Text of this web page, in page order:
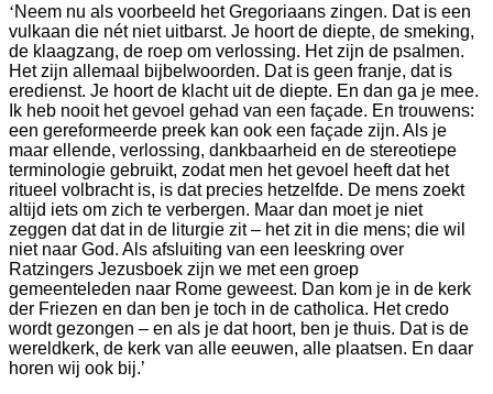
‘Neem nu als voorbeeld het Gregoriaans zingen. Dat is een
vulkaan die nét niet uitbarst. Je hoort de diepte, de smeking,
de klaagzang, de roep om verlossing. Het zijn de psalmen.
Het zijn allemaal bijbelwoorden. Dat is geen franje, dat is
eredienst. Je hoort de klacht uit de diepte. En dan ga je mee.
Ik heb nooit het gevoel gehad van een façade. En trouwens:
een gereformeerde preek kan ook een façade zijn. Als je
maar ellende, verlossing, dankbaarheid en de stereotiepe
terminologie gebruikt, zodat men het gevoel heeft dat het
ritueel volbracht is, is dat precies hetzelfde. De mens zoekt
altijd iets om zich te verbergen. Maar dan moet je niet
zeggen dat dat in de liturgie zit – het zit in die mens; die wil
niet naar God. Als afsluiting van een leeskring over
Ratzingers Jezusboek zijn we met een groep
gemeenteleden naar Rome geweest. Dan kom je in de kerk
der Friezen en dan ben je toch in de catholica. Het credo
wordt gezongen – en als je dat hoort, ben je thuis. Dat is de
wereldkerk, de kerk van alle eeuwen, alle plaatsen. En daar
horen wij ook bij.’